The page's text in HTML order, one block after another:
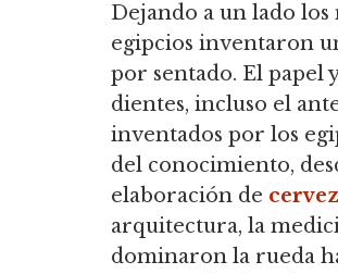
Dejando a un lado
egipcios inventaron
por sentado. El papel
dientes, incluso el
inventados por los
del conocimiento,
elaboración de
arquitectura, la
dominaron la rueda